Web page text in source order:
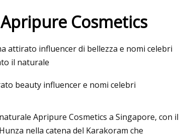
tutta la
Cosmetics
attirato influencer di bellezza e nomi celebri
il naturale
beauty influencer e nomi celebri
Apripure Cosmetics a Singapore, con il
nella catena del Karakoram che